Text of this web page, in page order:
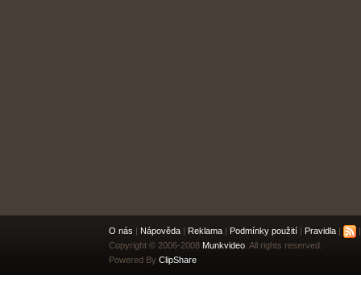
O nás | Nápověda | Reklama | Podmínky použití | Pravidla |
Copyright © 2006-2008 Munkvideo . All rights reserved.
Powered By ClipShare